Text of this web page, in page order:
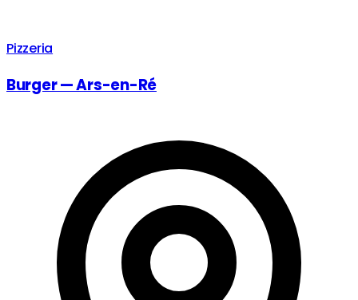
Pizzeria
Burger — Ars-en-Ré